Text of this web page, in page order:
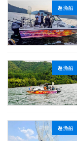
遊漁船
遊漁船
遊漁船